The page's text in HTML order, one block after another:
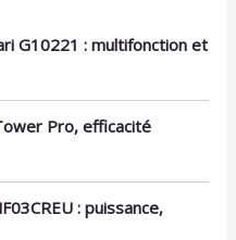
G10221 : multifonction et
Pro, efficacité
: puissance,